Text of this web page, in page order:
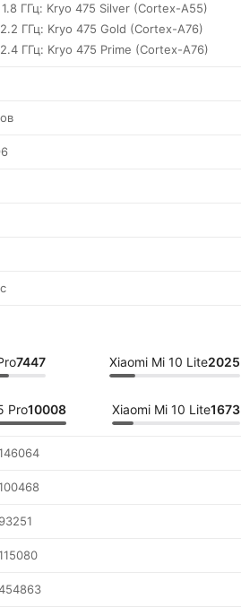
ГГц: Kryo 475 Silver (Cortex-A55)
ГГц: Kryo 475 Gold (Cortex-A76)
ГГц: Kryo 475 Prime (Cortex-A76)
7447 Xiaomi Mi 10 Lite2025
Pro10008 Xiaomi Mi 10 Lite1673
93251